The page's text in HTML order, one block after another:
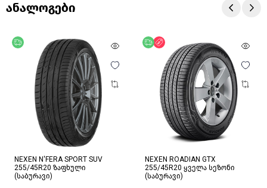
ანალოგები
უფასო მიწოდება
NEXEN N'FERA SPORT SUV
255/45R20 ზაფხული
(საბურავი)
უფასო მიწოდება
ფასდაკლება
NEXEN ROADIAN GTX
255/45R20 ყველა სეზონი
(საბურავი)